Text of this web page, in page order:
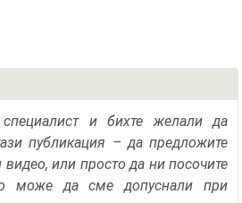
и бихте желали да
публикация – да предложите
или просто да ни посочите
може да сме допуснали при